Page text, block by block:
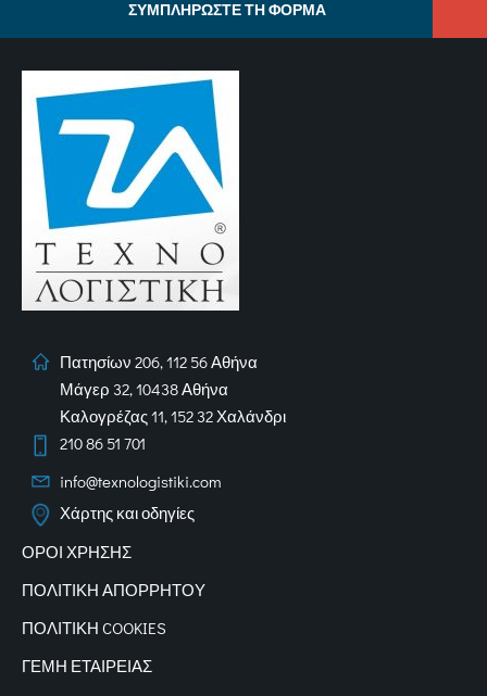
ΣΥΜΠΛΗΡΩΣΤΕ ΤΗ ΦΟΡΜΑ
Πατησίων 206, 112 56 Αθήνα
Μάγερ 32, 10438 Αθήνα
Καλογρέζας 11, 152 32 Χαλάνδρι
210 86 51 701
info@texnologistiki.com
Χάρτης και οδηγίες
ΟΡΟΙ ΧΡΗΣΗΣ
ΠΟΛΙΤΙΚΗ ΑΠΟΡΡΗΤΟΥ
ΠΟΛΙΤΙΚΗ COOKIES
ΓΕΜΗ ΕΤΑΙΡΕΙΑΣ